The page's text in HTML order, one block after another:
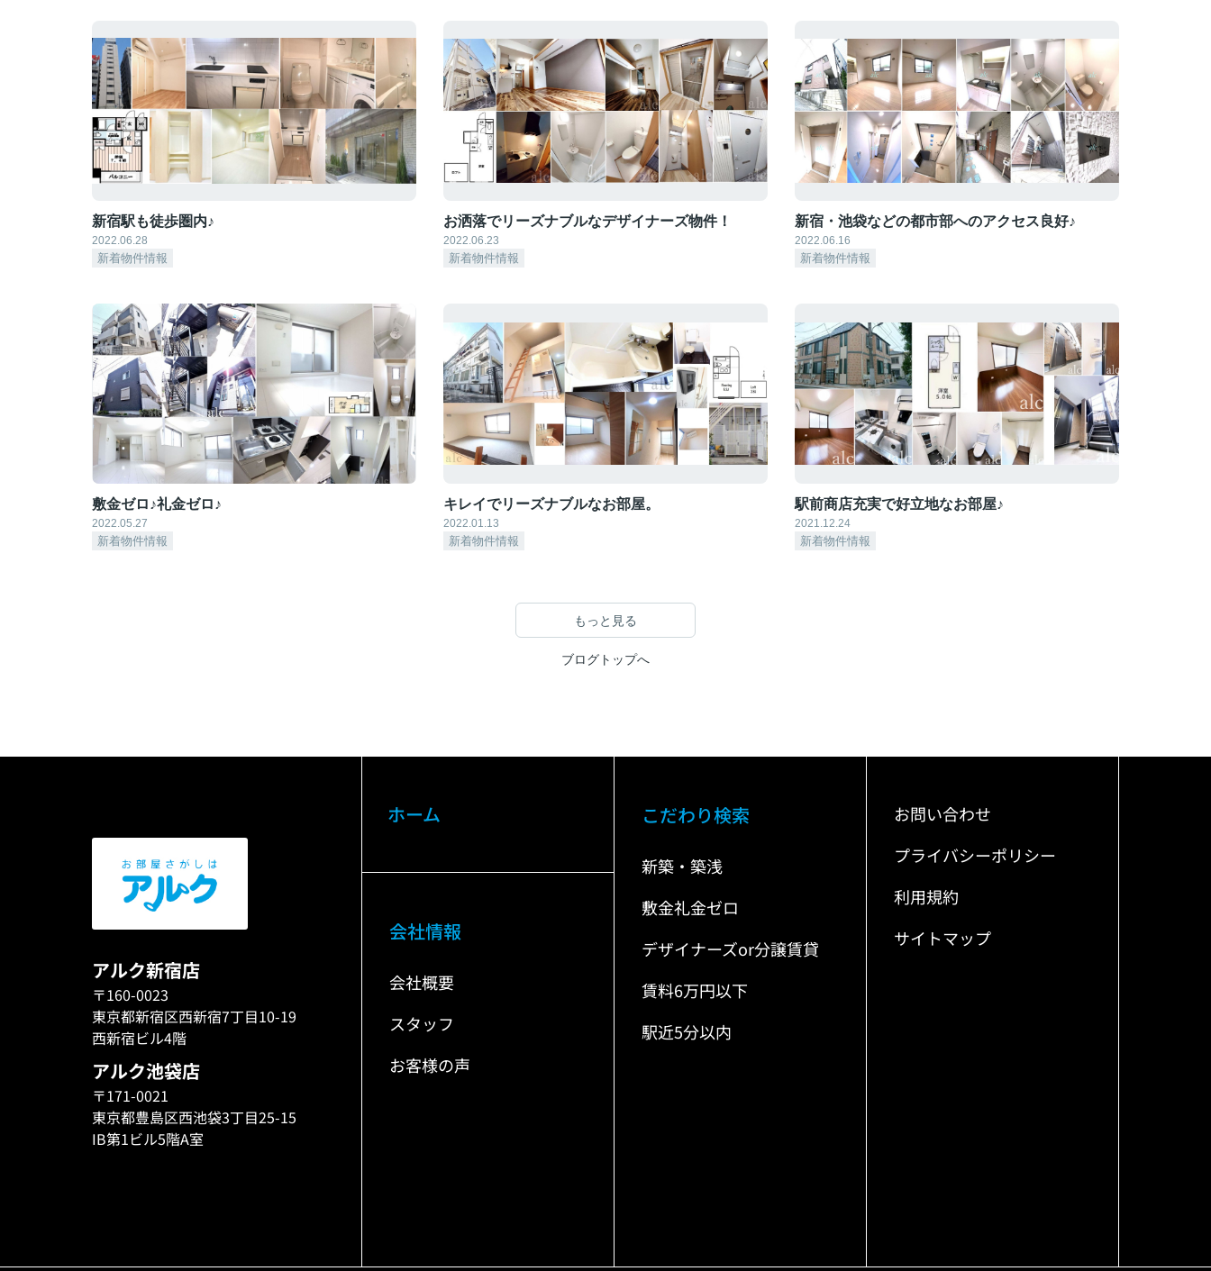
新宿駅も徒歩圏内♪
2022.06.28
新着物件情報
お洒落でリーズナブルなデザイナーズ物件！
2022.06.23
新着物件情報
新宿・池袋などの都市部へのアクセス良好♪
2022.06.16
新着物件情報
敷金ゼロ♪礼金ゼロ♪
2022.05.27
新着物件情報
キレイでリーズナブルなお部屋。
2022.01.13
新着物件情報
駅前商店充実で好立地なお部屋♪
2021.12.24
新着物件情報
もっと見る
ブログトップへ
アルク新宿店
〒160-0023
東京都新宿区西新宿7丁目10-19
西新宿ビル4階
アルク池袋店
〒171-0021
東京都豊島区西池袋3丁目25-15
IB第1ビル5階A室
ホーム
会社情報
会社概要
スタッフ
お客様の声
こだわり検索
新築・築浅
敷金礼金ゼロ
デザイナーズor分譲賃貸
賃料6万円以下
駅近5分以内
お問い合わせ
プライバシーポリシー
利用規約
サイトマップ